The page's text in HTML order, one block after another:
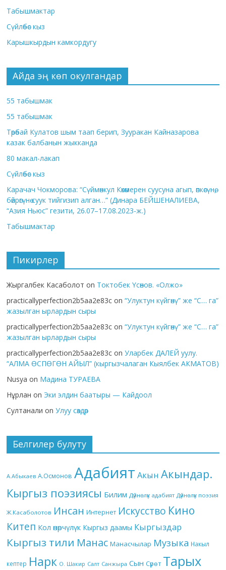
Табышмактар
Сүйлөбөс кыз
Карышкырдын камкордугу
Айда эң көп окулгандар
55 табышмак
55 табышмак
Төрөбай Кулатов шым таап берип, Зууракан Кайназарова
казак балбанын жыкканда
80 макал-лакап
Сүйлөбөс кыз
Карачач Чокморова: “Сүймөнкул Көкөмерен суусуна агып, өпкөсүнө,
бөйрөгүнө суук тийгизип алган…” (Динара БЕЙШЕНАЛИЕВА,
“Азия Ньюс” гезити, 26.07–17.08.2023-ж.)
Табышмактар
Пикирлер
Жыргалбек Касаболот on Токтобек Үсөнов. «Олжо»
practicallyperfection2b5aa2e83c on“Улуктун күйгөнү” же “С… га”
жазылган ырлардын сыры
practicallyperfection2b5aa2e83c on“Улуктун күйгөнү” же “С… га”
жазылган ырлардын сыры
practicallyperfection2b5aa2e83c onУларбек ДАЛЕЙ уулу.
“АЛМА ӨСПӨГӨН АЙЫЛ” (кыргызчалаган Кыялбек АКМАТОВ)
Nusya on Мадина ТУРАЕВА
Нұрлан on Эки элдин баатыры — Кайдоол
Султанали onУлуу сөздөр
Белгилер булуту
А.Абыкаев А.Осмонов Адабият Акын Акындар.
Кыргыз поэзиясы Билим Дүйнөлүк адабият Дүйнөлүк поэзия
Ж.Касаболотов Инсан Интернет Искусство Кино
Китеп Кол өнөрчүлүк Кыргыз даамы Кыргыздар
Кыргыз тили Манас Манасчылар Музыка Накыл
кептер Нарк О. Шакир Салт Санжыра Сын Сүрөт Тарых